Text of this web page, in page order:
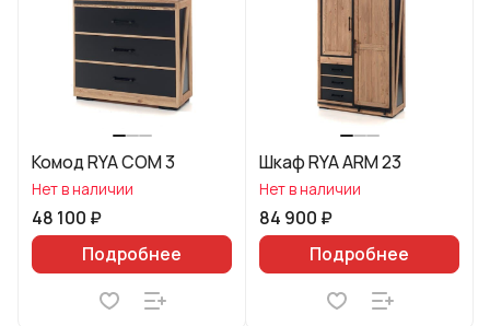
Комод RYA COM 3
Нет в наличии
48 100 ₽
Подробнее
Шкаф RYA ARM 23
Нет в наличии
84 900 ₽
Подробнее